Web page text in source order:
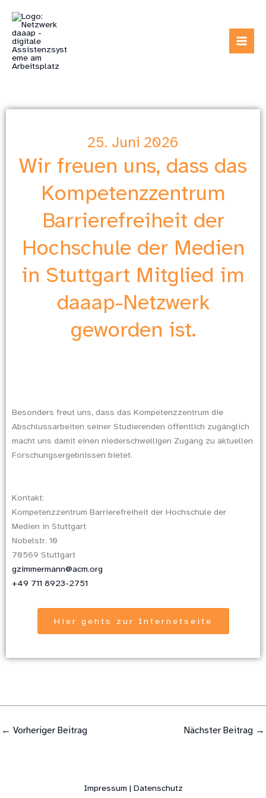
Inhalt
springen
25. Juni 2026
Wir freuen uns, dass das
Kompetenzzentrum
Barrierefreiheit der
Hochschule der Medien
in Stuttgart Mitglied im
daaap-Netzwerk
geworden ist.
Besonders freut uns, dass das Kompetenzzentrum die
Abschlussarbeiten seiner Studierenden öffentlich zugänglich
macht uns damit einen niederschwelligen Zugang zu aktuellen
Forschungsergebnissen bietet.
Kontakt:
Kompetenzzentrum Barrierefreiheit der Hochschule der
Medien in Stuttgart
Nobelstr. 10
70569 Stuttgart
gzimmermann@acm.org
+49 711 8923-2751
Hier gehts zur Internetseite
← Vorheriger Beitrag Nächster Beitrag →
Impressum | Datenschutz